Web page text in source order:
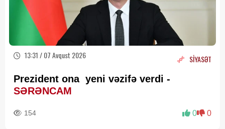
13:31 / 07 Avqust 2026 SİYASƏT
Prezident ona yeni vəzifə verdi -
SƏRƏNCAM
154 0 0